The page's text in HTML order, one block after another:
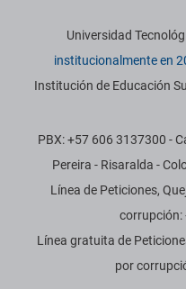
Información
Universidad
institucionalmente en
Institución de Educación
PBX: +57 606 3137300 -
Pereira - Risaralda -
Línea de Peticiones,
corrupción:
Línea gratuita de
por